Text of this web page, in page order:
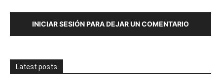
INICIAR SESIÓN PARA DEJAR UN COMENTARIO
Latest posts